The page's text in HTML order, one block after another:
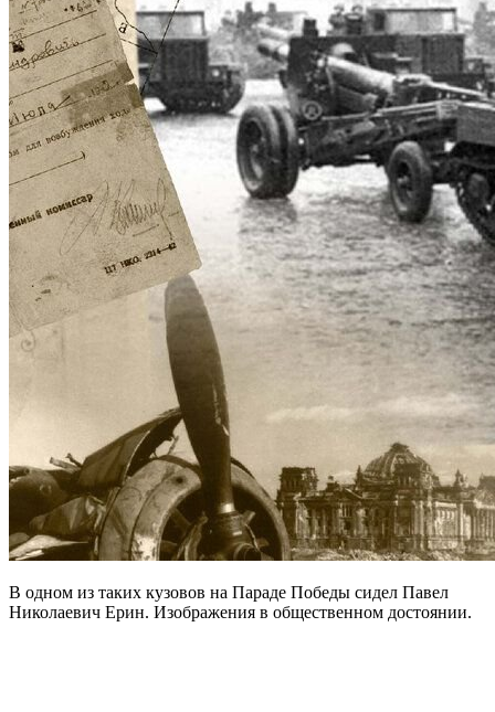
В одном из таких кузовов на Параде Победы сидел Павел
Николаевич Ерин. Изображения в общественном достоянии.